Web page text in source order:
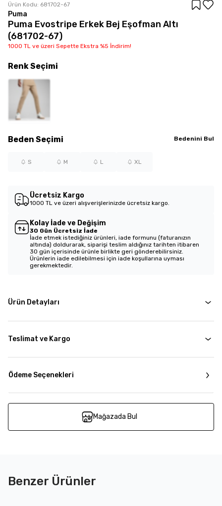
Ürün Kodu: 681702-67
Puma
Puma Evostripe Erkek Bej Eşofman Altı
(681702-67)
1000 TL ve üzeri Sepette Ekstra %5 İndirim!
Beden Seçimi Bedenini Bul
S M L XL
RenkSeçimi
Ücretsiz Kargo
1000 TL ve üzeri alışverişlerinizde ücretsiz kargo.
Kolay İade ve Değişim
30 Gün Ücretsiz İade
İade etmek istediğiniz ürünleri, iade formunu (faturanızın
altında) doldurarak, siparişi teslim aldığınız tarihten itibaren
30 gün içerisinde ürünle birlikte geri gönderebilirsiniz.
Ürünlerin iade edilebilmesi için iade koşullarına uyması
gerekmektedir.
Ürün Detayları
Teslimat ve Kargo
Ödeme Seçenekleri
Mağazada Bul
Benzer Ürünler